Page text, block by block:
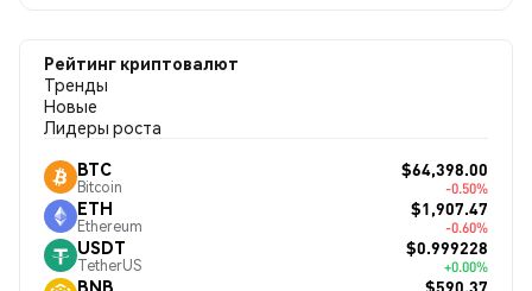
Рейтинг криптовалют
Тренды
Новые
Лидеры роста
BTC
Bitcoin
$64,398.00
-0.50%
ETH
Ethereum
$1,907.47
-0.60%
USDT
TetherUS
$0.999228
+0.00%
BNB $590.37